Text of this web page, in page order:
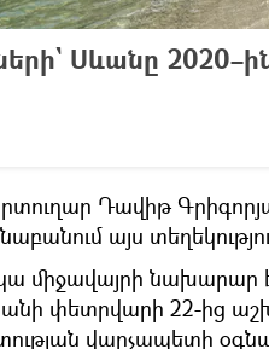
Սևանը
Դավիթ
այս
միջավայրի նախարար
փետրվարի 22-ից
վարչապետի